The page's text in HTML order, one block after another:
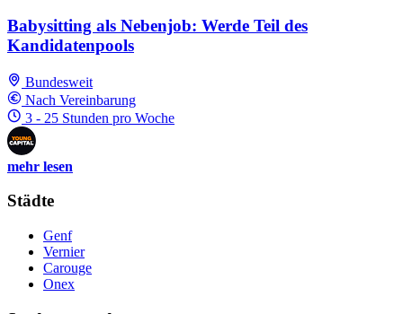
Babysitting als Nebenjob: Werde Teil des
Kandidatenpools
Bundesweit
Nach Vereinbarung
3 - 25 Stunden pro Woche
mehr lesen
Städte
Genf
Vernier
Carouge
Onex